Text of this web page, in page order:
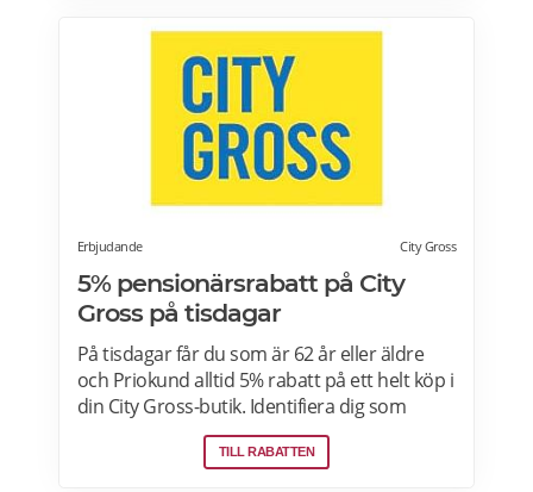
endast ordinarie priser och kan inte
kombineras med andra rabatter. Läs mer
om pensionärsrabatter på Coop här.
Erbjudande City Gross
5% pensionärsrabatt på City
Gross på tisdagar
På tisdagar får du som är 62 år eller äldre
och Priokund alltid 5% rabatt på ett helt köp i
din City Gross-butik. Identifiera dig som
Priokund och säg bara till i kassan i butiken
så löser vi in rabatten. Gäller ej citygross.se,
TILL RABATTEN